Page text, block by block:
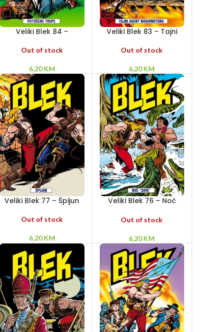
Veliki Blek 84 –
Out of stock
6,20KM
Veliki Blek 83 – Tajni
Out of stock
6,20KM
Veliki Blek 77 – Špijun
Out of stock
6,20KM
Veliki Blek 76 – Noć
Out of stock
6,20KM